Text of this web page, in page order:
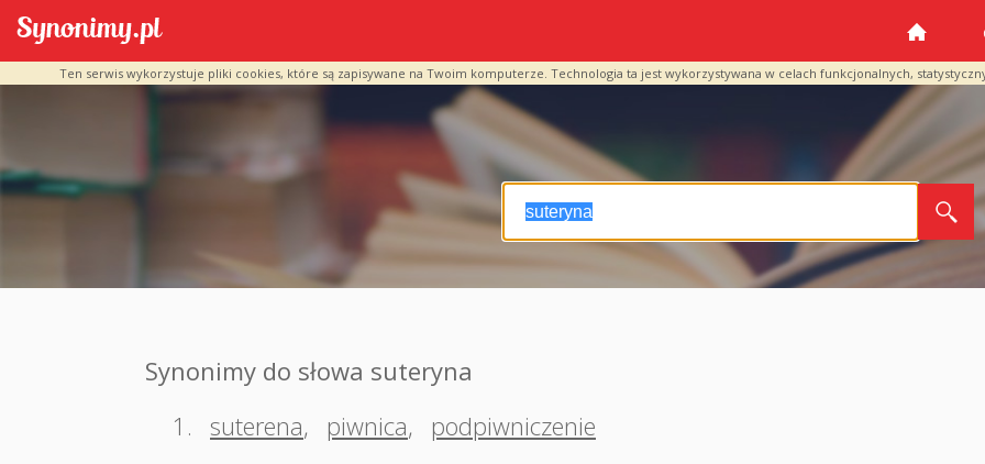
Ten serwis wykorzystuje pliki cookies, które są zapisywane na Twoim komputerze. Technologia ta jest wykorzystywana w celach funkcjonalnych,
Synonimy do słowa suteryna
1.
suterena, piwnica, podpiwniczenie